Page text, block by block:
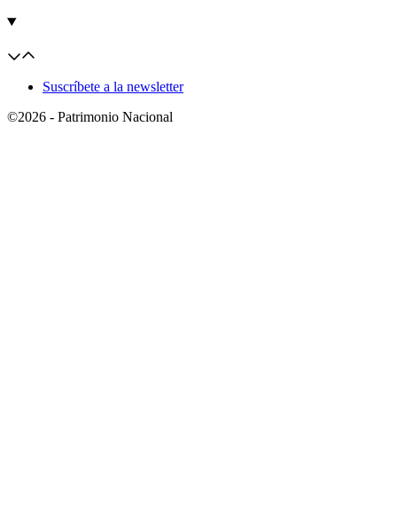
Suscríbete a la newsletter
©2026 - Patrimonio Nacional